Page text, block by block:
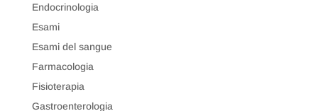
Endocrinologia
Esami
Esami del sangue
Farmacologia
Fisioterapia
Gastroenterologia